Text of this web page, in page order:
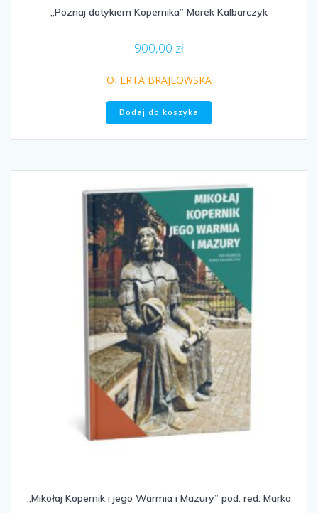
„Poznaj dotykiem Kopernika” Marek Kalbarczyk
900,00 zł
OFERTA BRAJLOWSKA
Dodaj do koszyka
„Mikołaj Kopernik i jego Warmia i Mazury” pod. red. Marka